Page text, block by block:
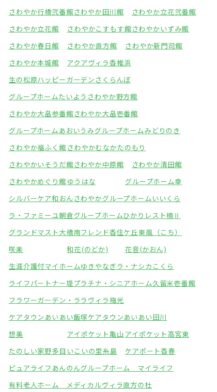
さわやか行橋弐番館さわやか田川館
さわやか立花弐番館
さわやか立花館
さわやかこすもす館さわやかいずみ館
さわやか春日館
さわやか直方館
さわやか新門司館
さわやか本城館
アクアヴィラ香椎浜
生の松原ハッピーガーデン さくらんぼ
グループホームたいよう さわやか野方館
さわやか大畠参番館さわやか大畠壱番館
グループホームあおいうみグループホームみどりのき
さわやか福ふく館 さわやかむなかたのもり
さわやかいそうだ館さわやか中原館
さわやか清田館
さわやかめぐり館 ゆうはな
グループホーム幸
シルバーケア和おん さわやかグループホームいいくら
ラ・ファミーユ朝倉グループホームひかり レスト楠Ⅱ
グランドマスト大橋南フレンド香住ケ丘東風（こち）
咲楽
和花(のどか)
花音(かおん)
生涯介護付マイホームゆきやなぎラ・ナシカこくら
ライフパートナー堤プラチナ・シニアホーム久留米壱番館
フラワーガーデン・ララ ヴィラ梅光
ケアタウンあいあい飯塚ケアタウンあいあい田川
想美
アイポケット亀山 アイポケット高宮東
たのしい家野多目 いこいの里糸島
ケアポート香春
ピュアライフあんのんグループホーム マイライフ
有料老人ホーム メディカルヴィラ直方の杜